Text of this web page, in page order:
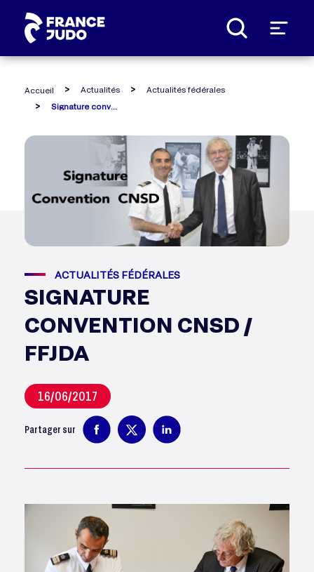
Accueil Actualités
Actualités fédérales
Signature convention cnsd / ffjda
ACTUALITÉS FÉDÉRALES
SIGNATURE
CONVENTION CNSD /
FFJDA
16/06/2017
Partager sur